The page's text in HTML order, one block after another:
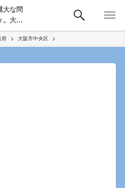
大な問
。大
た食べ
府 大阪市中央区